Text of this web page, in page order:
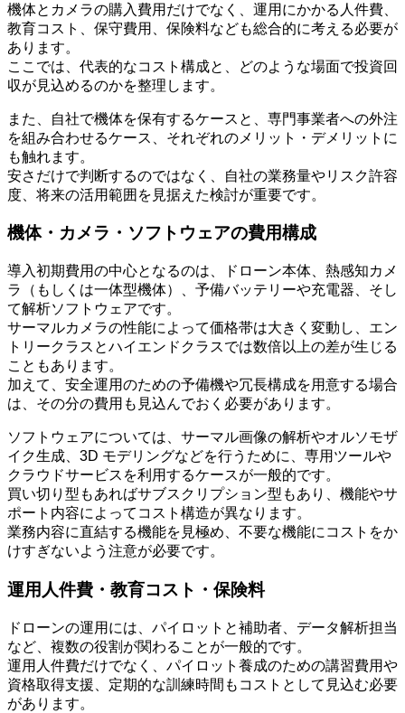
機体とカメラの購入費用だけでなく、運用にかかる人件費、
教育コスト、保守費用、保険料なども総合的に考える必要が
あります。
ここでは、代表的なコスト構成と、どのような場面で投資回
収が見込めるのかを整理します。
また、自社で機体を保有するケースと、専門事業者への外注
を組み合わせるケース、それぞれのメリット・デメリットに
も触れます。
安さだけで判断するのではなく、自社の業務量やリスク許容
度、将来の活用範囲を見据えた検討が重要です。
機体・カメラ・ソフトウェアの費用構成
導入初期費用の中心となるのは、ドローン本体、熱感知カメ
ラ（もしくは一体型機体）、予備バッテリーや充電器、そし
て解析ソフトウェアです。
サーマルカメラの性能によって価格帯は大きく変動し、エン
トリークラスとハイエンドクラスでは数倍以上の差が生じる
こともあります。
加えて、安全運用のための予備機や冗長構成を用意する場合
は、その分の費用も見込んでおく必要があります。
ソフトウェアについては、サーマル画像の解析やオルソモザ
イク生成、3D モデリングなどを行うために、専用ツールや
クラウドサービスを利用するケースが一般的です。
買い切り型もあればサブスクリプション型もあり、機能やサ
ポート内容によってコスト構造が異なります。
業務内容に直結する機能を見極め、不要な機能にコストをか
けすぎないよう注意が必要です。
運用人件費・教育コスト・保険料
ドローンの運用には、パイロットと補助者、データ解析担当
など、複数の役割が関わることが一般的です。
運用人件費だけでなく、パイロット養成のための講習費用や
資格取得支援、定期的な訓練時間もコストとして見込む必要
があります。